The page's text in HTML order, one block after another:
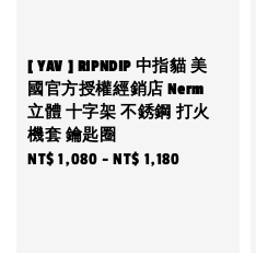
[ YAV ] RIPNDIP 中指貓 美
國官方授權經銷店 Nerm
立體 十字架 不銹鋼 打火
機套 鑰匙圈
Regular
NT$ 1,080 -NT$ 1,180